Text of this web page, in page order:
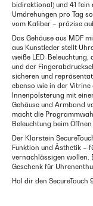
bidirektional) und 41
Umdrehungen pro Tag
vom Kaliber – präzise
Das Gehäuse aus MDF
aus Kunstleder stellt
weiße LED-
und der
sicheren und
ebenso wie in der
Innenpolsterung mit
Gehäuse und Armband
macht die
Beleuchtung beim
Der Klarstein
Funktion und Ästhetik –
vernachlässigen wollen.
Geschenk für
Hol dir den